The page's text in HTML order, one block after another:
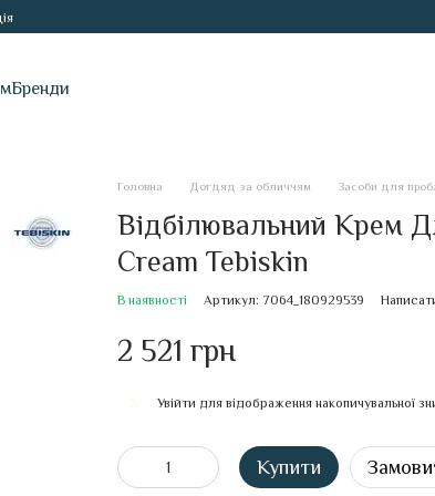
Бренди
Головна Догдяд за обличчям Засоби для
Відбілювальний Крем
Cream Tebiskin
В наявності Артикул: 7064_180929539
2 521 грн
Увійти для відображення накопичувальної
Купити